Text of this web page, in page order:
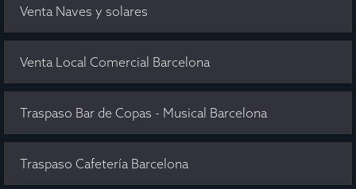
Venta Naves y solares
Venta Local Comercial Barcelona
Traspaso Bar de Copas - Musical Barcelona
Traspaso Cafetería Barcelona